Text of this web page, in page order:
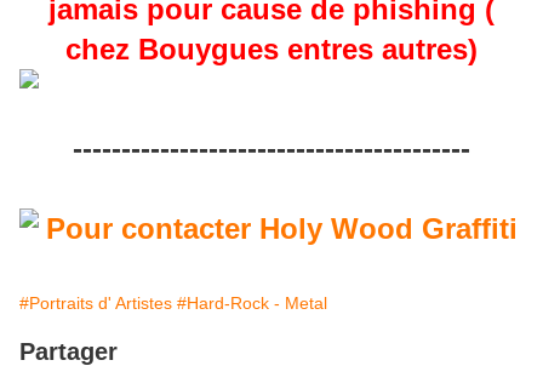
jamais pour cause de phishing (
chez Bouygues entres autres)
-----------------------------------------
#Portraits d' Artistes #Hard-Rock - Metal
Partager